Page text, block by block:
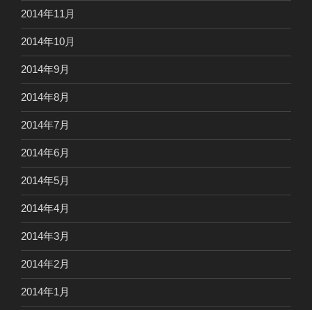
2014年11月
2014年10月
2014年9月
2014年8月
2014年7月
2014年6月
2014年5月
2014年4月
2014年3月
2014年2月
2014年1月